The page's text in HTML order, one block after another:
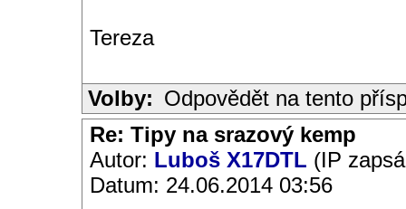
Tereza
Volby: Odpovědět na tento
Re: Tipy na srazový kemp
Autor: Luboš X17DTL (IP
Datum: 24.06.2014 03:56